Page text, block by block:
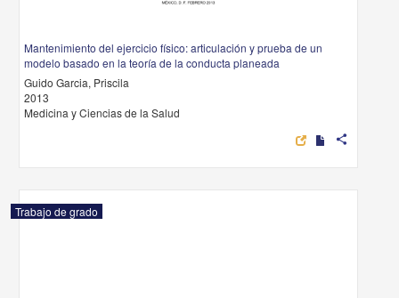
Mantenimiento del ejercicio físico: articulación y prueba de un
modelo basado en la teoría de la conducta planeada
Guido Garcia, Priscila
2013
Medicina y Ciencias de la Salud
share
Trabajo de grado